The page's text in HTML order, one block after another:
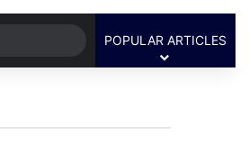
Search
for
POPULAR ARTICLES